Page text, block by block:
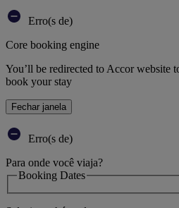
Erro(s de)
Core booking engine
You’ll be redirected to Accor website
book your stay
Fechar janela
Erro(s de)
Para onde você viaja?
Booking Dates